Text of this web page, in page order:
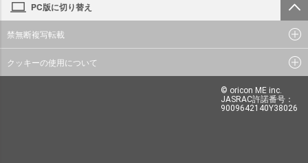
PC版に切り替え
禁無断複写転載
クッキーの使用について
© oricon ME inc.
JASRAC許諾番号：
9009642140Y38026